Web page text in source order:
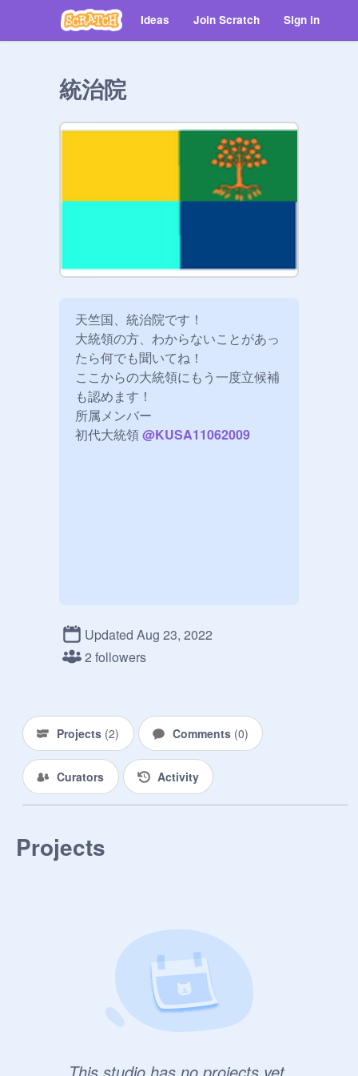
Ideas Join Scratch Sign in
統治院
天竺国、統治院です！
大統領の方、わからないことがあっ
たら何でも聞いてね！
ここからの大統領にもう一度立候補
も認めます！
所属メンバー
初代大統領 @KUSA11062009
Updated Aug 23, 2022
2 followers
Projects (2) Comments (0)
Curators Activity
Projects